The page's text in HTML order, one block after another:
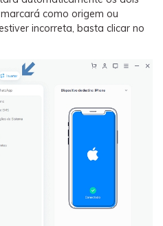
como origem ou
incorreta, basta clicar no